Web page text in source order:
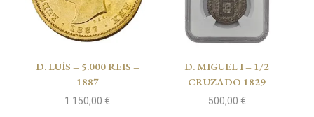
D. LUÍS – 5.000 REIS –
1887
1 150,00 €
D. MIGUEL I – 1/2
CRUZADO 1829
500,00 €